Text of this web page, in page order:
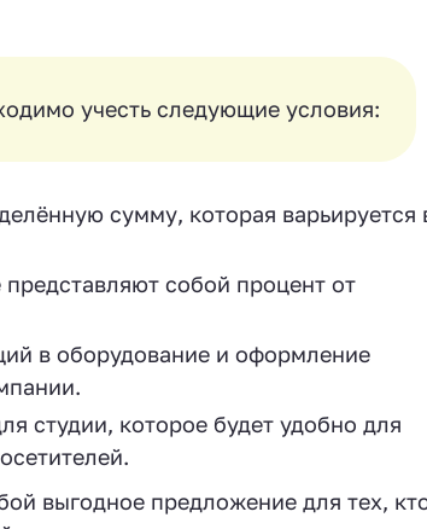
учесть следующие условия:
сумму, которая варьируется
собой процент от
в оборудование и оформление
студии, которое будет удобно для
выгодное предложение для тех,